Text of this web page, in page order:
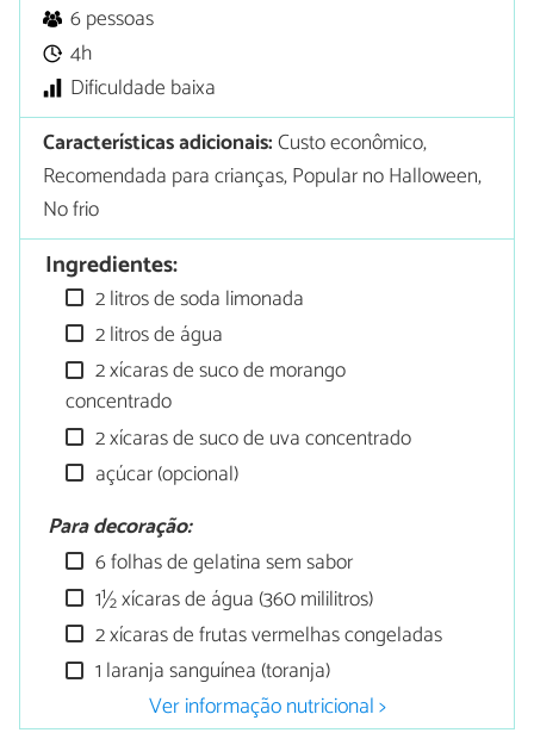
6 pessoas
4h
Dificuldade baixa
Características adicionais:Custo econômico,
Recomendada para crianças, Popular no Halloween,
No frio
Ingredientes:
2 litros de soda limonada
2 litros de água
2 xícaras de suco de morango
concentrado
2 xícaras de suco de uva concentrado
açúcar (opcional)
Para decoração:
6 folhas de gelatina sem sabor
1½ xícaras de água (360 mililitros)
2 xícaras de frutas vermelhas congeladas
1 laranja sanguínea (toranja)
Ver informação nutricional >